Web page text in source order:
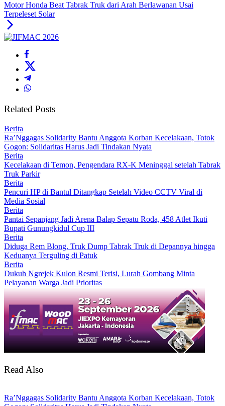
Motor Honda Beat Tabrak Truk dari Arah Berlawanan Usai
Terpeleset Solar
Related Posts
Berita
Ra’Nggagas Solidarity Bantu Anggota Korban Kecelakaan, Totok
Gogon: Solidaritas Harus Jadi Tindakan Nyata
Berita
Kecelakaan di Temon, Pengendara RX-K Meninggal setelah Tabrak
Truk Parkir
Berita
Pencuri HP di Bantul Ditangkap Setelah Video CCTV Viral di
Media Sosial
Berita
Pantai Sepanjang Jadi Arena Balap Sepatu Roda, 458 Atlet Ikuti
Bupati Gunungkidul Cup III
Berita
Diduga Rem Blong, Truk Dump Tabrak Truk di Depannya hingga
Keduanya Terguling di Patuk
Berita
Dukuh Ngrejek Kulon Resmi Terisi, Lurah Gombang Minta
Pelayanan Warga Jadi Prioritas
Read Also
Ra’Nggagas Solidarity Bantu Anggota Korban Kecelakaan, Totok